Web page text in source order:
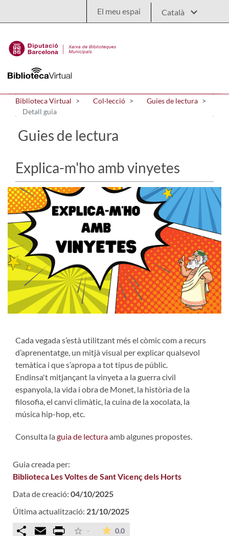
El meu espai
Biblioteca Virtual Col·lecció
Guies de lectura
Detall guia
Guies de lectura
Explica-m'ho amb vinyetes
Cada vegada s’està utilitzant més el còmic com a recurs
d’aprenentatge, un mitjà visual per explicar qualsevol
temàtica i que s’apropa a tot tipus de públic.
Endinsa't mitjançant la vinyeta a la guerra civil
espanyola, la vida i obra de Monet, la història de la
filosofia, el canvi climàtic, la cuina de la xocolata, la
música hip-hop, etc.
Consulta la guia de lecturaamb algunes propostes.
Guia creada per:
Biblioteca Les Voltes de Sant Vicenç dels Horts
Data de creació: 04/10/2025
Última actualització: 21/10/2025
Comparteix
Email Print - 0.0La mitjana de les valoracions